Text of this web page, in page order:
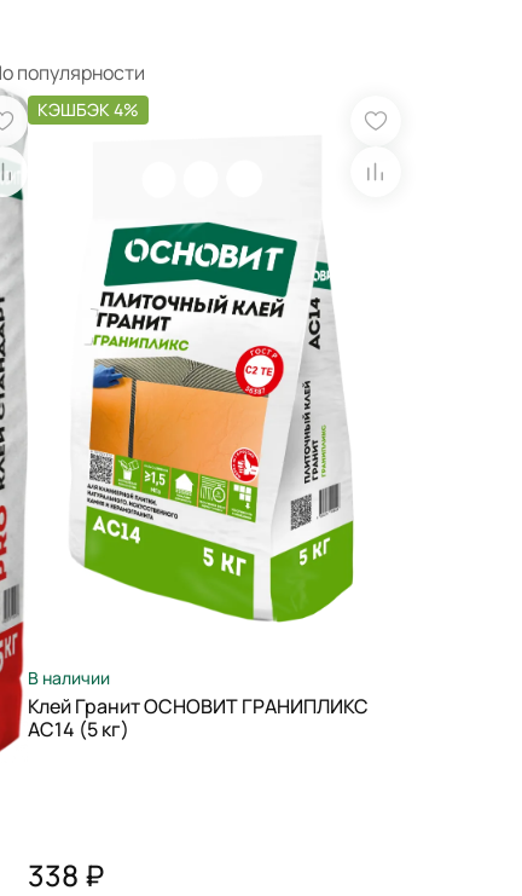
МАТЕРИАЛЫ
популярности
КЭШБЭК 4%
В наличии
Клей Гранит ОСНОВИТ ГРАНИПЛИКС
АС14 (5 кг)
338 ₽